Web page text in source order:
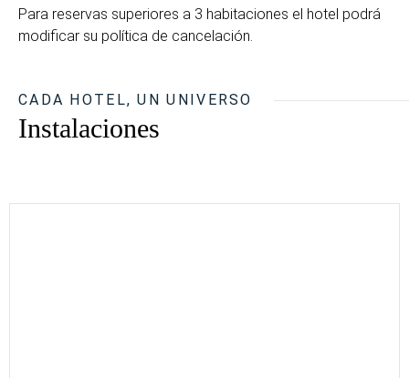
Para reservas superiores a 3 habitaciones el hotel podrá
modificar su política de cancelación.
CADA HOTEL, UN UNIVERSO
Instalaciones